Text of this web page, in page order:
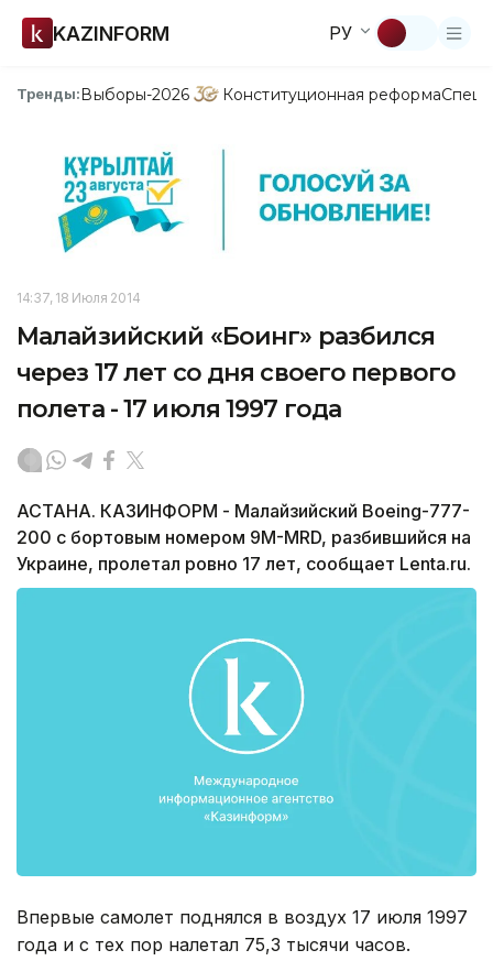
KAZINFORM РУ
Тренды:Выборы-2026 Конституционная реформа
14:37, 18 Июля 2014
Малайзийский «Боинг» разбился
через 17 лет со дня своего первого
полета - 17 июля 1997 года
АСТАНА. КАЗИНФОРМ - Малайзийский Boeing-777-
200 с бортовым номером 9M-MRD, разбившийся на
Украине, пролетал ровно 17 лет, сообщает Lenta.ru.
Впервые самолет поднялся в воздух 17 июля 1997
года и с тех пор налетал 75,3 тысячи часов.